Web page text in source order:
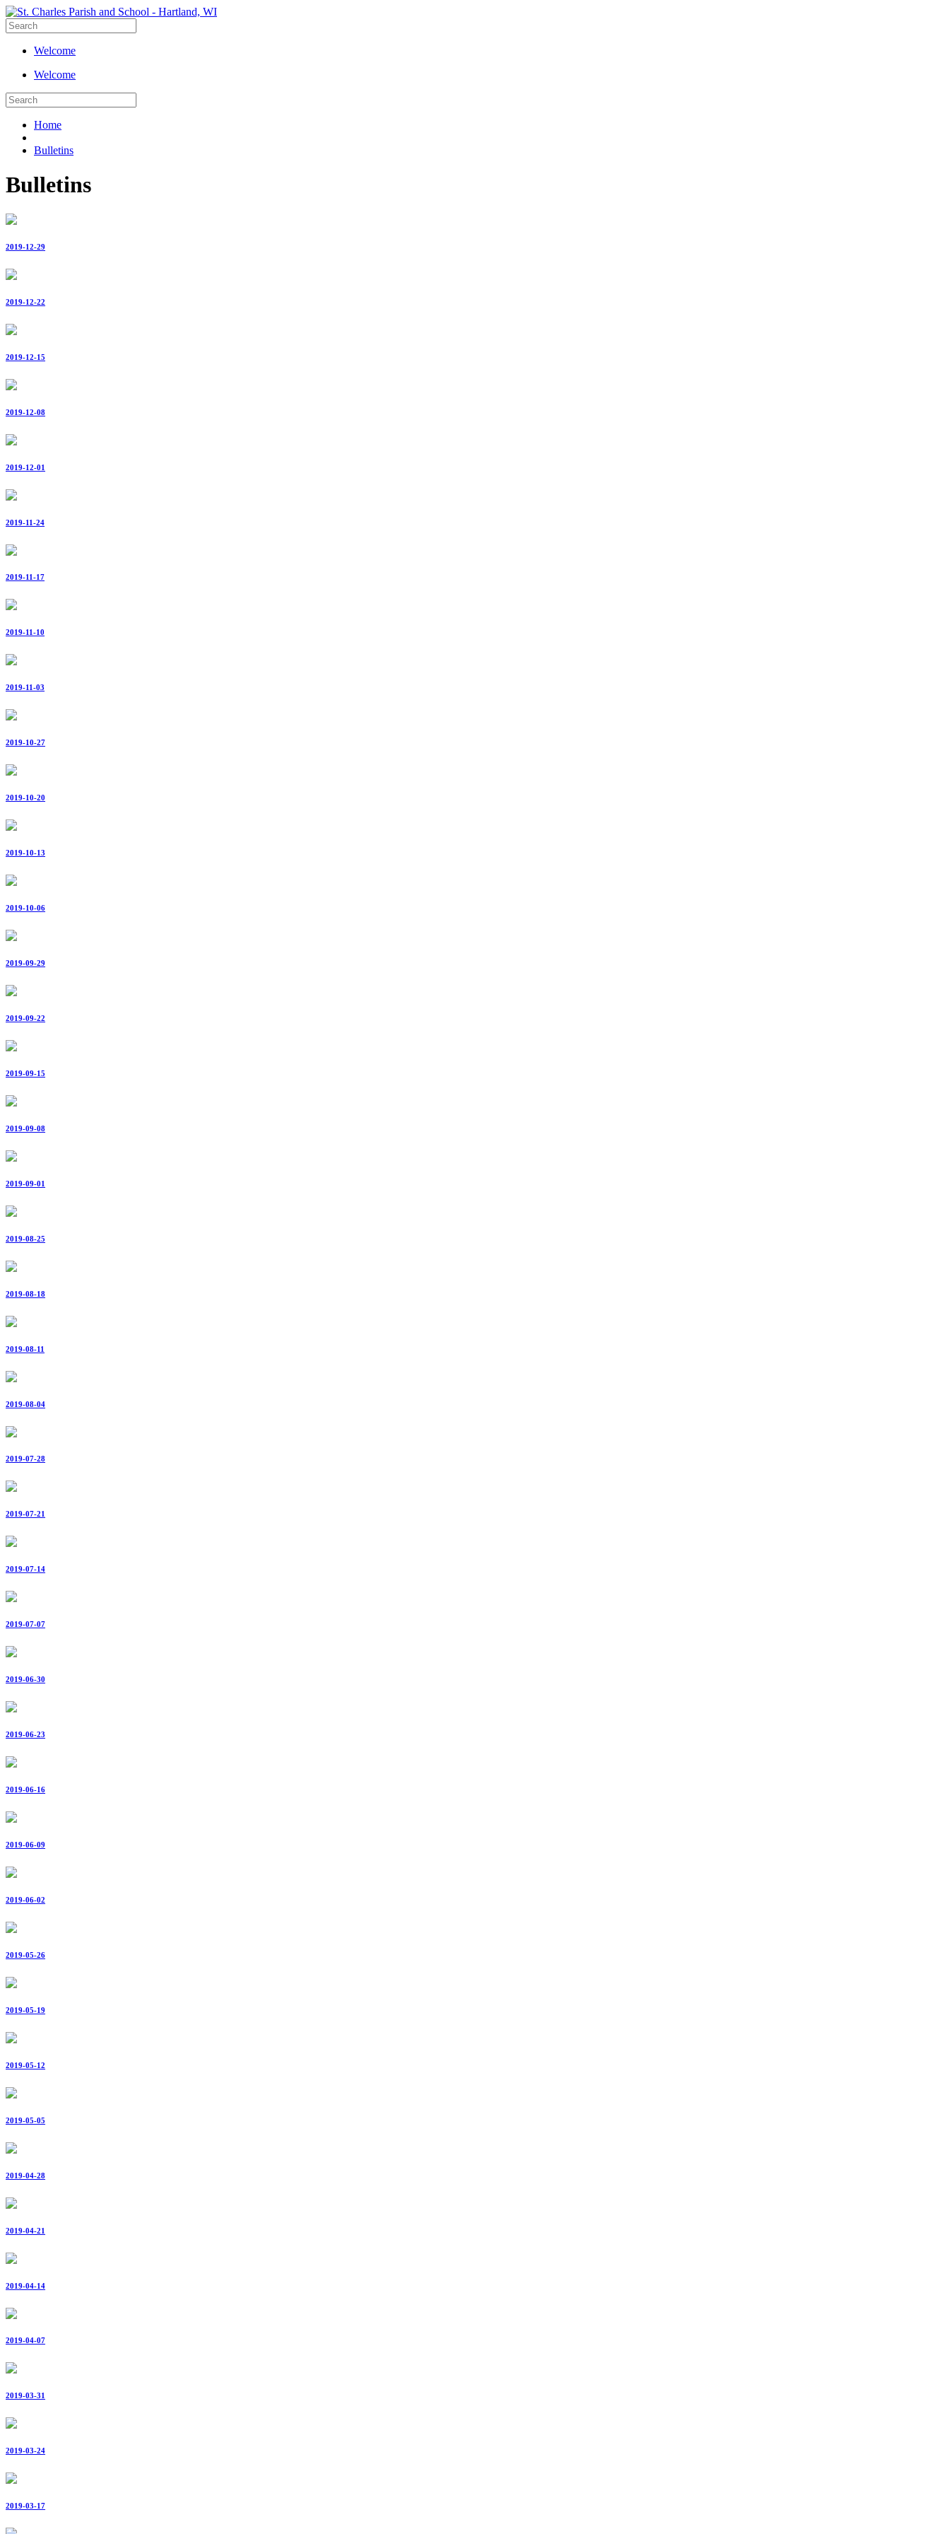
Welcome
Welcome
Home
Bulletins
Bulletins
2019-12-29
2019-12-22
2019-12-15
2019-12-08
2019-12-01
2019-11-24
2019-11-17
2019-11-10
2019-11-03
2019-10-27
2019-10-20
2019-10-13
2019-10-06
2019-09-29
2019-09-22
2019-09-15
2019-09-08
2019-09-01
2019-08-25
2019-08-18
2019-08-11
2019-08-04
2019-07-28
2019-07-21
2019-07-14
2019-07-07
2019-06-30
2019-06-23
2019-06-16
2019-06-09
2019-06-02
2019-05-26
2019-05-19
2019-05-12
2019-05-05
2019-04-28
2019-04-21
2019-04-14
2019-04-07
2019-03-31
2019-03-24
2019-03-17